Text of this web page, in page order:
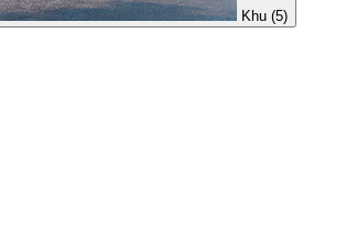
Khu (5)